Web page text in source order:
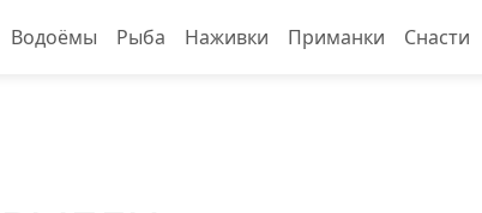
Водоёмы Рыба Наживки Приманки Снасти